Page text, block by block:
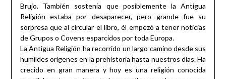
Brujo. También sostenía que posiblemente la Antigua
Religión estaba por desaparecer, pero grande fue su
sorpresa que al circular el libro, él empezó a tener noticias
de Grupos o Covens esparcidos por toda Europa.
La Antigua Religión ha recorrido un largo camino desde sus
humildes orígenes en la prehistoria hasta nuestros días. Ha
crecido en gran manera y hoy es una religión conocida